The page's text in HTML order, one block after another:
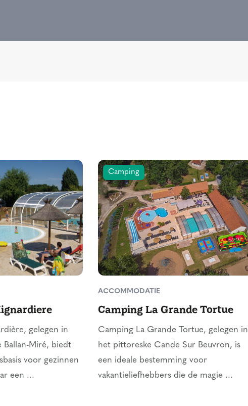
gelegen in
Ballan-Miré, biedt
voor gezinnen
een ...
Camping
ACCOMMODATIE
Camping La Grande Tortue
Camping La Grande Tortue, gelegen in
het pittoreske Cande Sur Beuvron, is
een ideale bestemming voor
vakantieliefhebbers die de magie ...